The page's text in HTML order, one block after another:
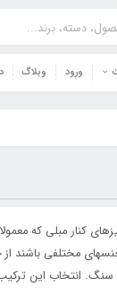
ورود وبلاگ
کنار مبلی که
مختلفی باشند
و سنگ. انتخاب این